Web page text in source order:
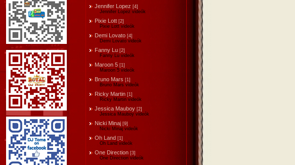
Jennifer Lopez [4]
Jennifer Lopez videók
Pixie Lott [2]
Pixie Lott videók
Demi Lovato [4]
Demi Lovato videók
Fanny Lu [2]
Fanny Lu videók
Maroon 5 [1]
Maroon 5 videók
Bruno Mars [1]
Bruno Mars videók
Ricky Martin [1]
Ricky Martin videók
Jessica Mauboy [2]
Jessica Mauboy videók
Nicki Minaj [9]
Nicki Minaj videók
Oh Land [1]
Oh Land videók
One Direction [3]
One Direction videók